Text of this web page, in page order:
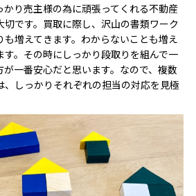
り売主様の為に頑張ってくれる不動産
です。買取に際し、沢山の書類ワーク
増えてきます。わからないことも増え
。その時にしっかり段取りを組んで一
一番安心だと思います。なので、複数
しっかりそれぞれの担当の対応を見極